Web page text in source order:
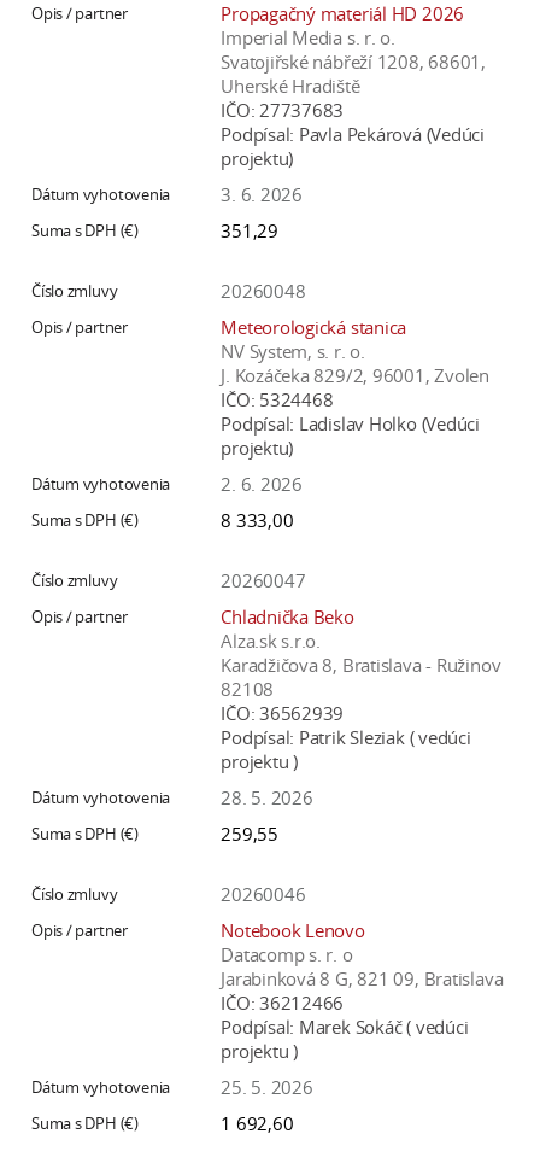
Propagačný materiál HD 2026
Imperial Media s. r. o.
Svatojiřské nábřeží 1208, 68601,
Uherské Hradiště
IČO: 27737683
Podpísal: Pavla Pekárová (Vedúci
projektu)
3. 6. 2026
351,29
20260048
Meteorologická stanica
NV System, s. r. o.
J. Kozáčeka 829/2, 96001, Zvolen
IČO: 5324468
Podpísal: Ladislav Holko (Vedúci
projektu)
2. 6. 2026
8 333,00
20260047
Chladnička Beko
Alza.sk s.r.o.
Karadžičova 8, Bratislava - Ružinov
82108
IČO: 36562939
Podpísal: Patrik Sleziak ( vedúci
projektu )
28. 5. 2026
259,55
20260046
Notebook Lenovo
Datacomp s. r. o
Jarabinková 8 G, 821 09, Bratislava
IČO: 36212466
Podpísal: Marek Sokáč ( vedúci
projektu )
25. 5. 2026
1 692,60